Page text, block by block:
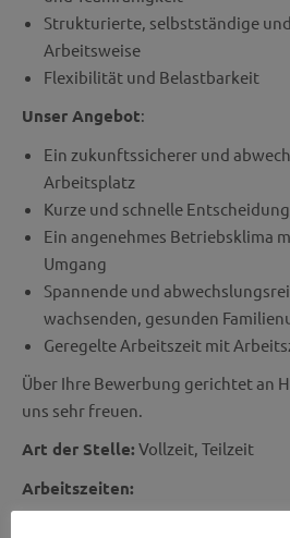
Strukturierte, selbstständige
Arbeitsweise
Flexibilität und Belastbarkeit
Unser Angebot:
Ein zukunftssicherer und
Arbeitsplatz
Kurze und schnelle
Ein angenehmes Betriebsklima
Umgang
Spannende und
wachsenden, gesunden
Geregelte Arbeitszeit mit
Über Ihre Bewerbung gerichtet an
uns sehr freuen.
Art der Stelle: Vollzeit, Teilzeit
Arbeitszeiten: